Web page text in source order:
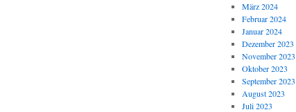
März 2024
Februar 2024
Januar 2024
Dezember 2023
November 2023
Oktober 2023
September 2023
August 2023
Juli 2023